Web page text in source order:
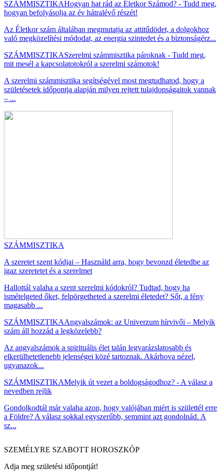
SZÁMMISZTIKAHogyan hat rád az Életkor Számod? - Tudd meg,
hogyan befolyásolja az év hátralévő részét!
Az Életkor szám általában megmutatja az attitűdödet, a dolgokhoz
való megközelítési módodat, az energia szintedet és a biztonságérz...
SZÁMMISZTIKASzerelmi számmisztika pároknak - Tudd meg,
mit mesél a kapcsolatotokról a szerelmi számotok!
A szerelmi számmisztika segítségével most megtudhatod, hogy a
születésetek időpontja alapján milyen rejtett tulajdonságaitok vannak
– ...
SZÁMMISZTIKA
A szeretet szent kódjai – Használd arra, hogy bevonzd életedbe az
igaz szeretetet és a szerelmet
Hallottál valaha a szent szerelmi kódokról? Tudtad, hogy ha
ismételgeted őket, felpörgetheted a szerelmi életedet? Sőt, a fény
magasabb ...
SZÁMMISZTIKAAngyalszámok: az Univerzum hírvivői – Melyik
szám áll hozzád a legközelebb?
Az angyalszámok a spirituális élet talán legvarázslatosabb és
elkerülhetetlenebb jelenségei közé tartoznak. Akárhova nézel,
ugyanazok...
SZÁMMISZTIKAMelyik út vezet a boldogságodhoz? - A válasz a
nevedben rejlik
Gondolkodtál már valaha azon, hogy valójában miért is születtél erre
a Földre? A válasz sokkal egyszerűbb, semmint azt gondolnád. A
sz...
SZEMÉLYRE SZABOTT HOROSZKÓP
Adja meg születési időpontját!